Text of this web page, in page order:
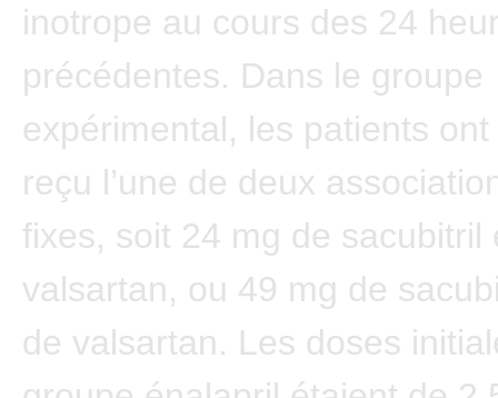
inotrope au cours des 24
précédentes. Dans le groupe
expérimental, les patients ont
reçu l’une de deux
fixes, soit 24 mg de sacubitril
valsartan, ou 49 mg de
de valsartan. Les doses